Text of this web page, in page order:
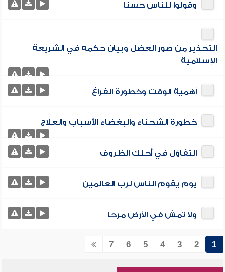
وقولوا للناس حسنا
التحذير من صور العضل وبيان حكمه في الشريعة
الإسلامية
أهمية الوقت وخطورة الفراغ
خطورة الشحناء والبغضاء الأسباب والعلاج
التفاؤل في أحلك الظروف
يوم يقوم الناس لرب العالمين
ولا تمش في الأرض مرحا
1
2
3
4
5
6
7